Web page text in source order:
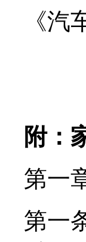
《
附：
第一
第一